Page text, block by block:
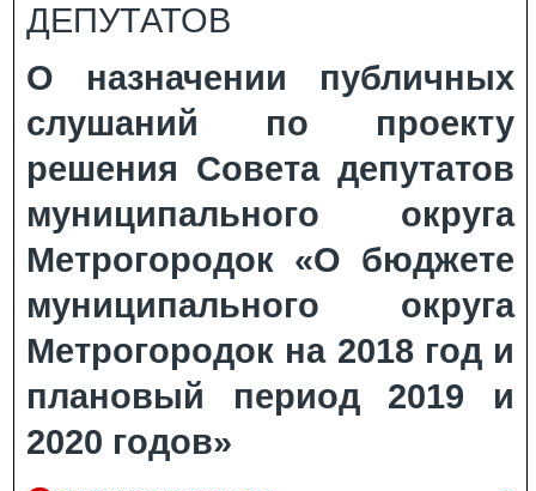
ДЕПУТАТОВ
О назначении публичных
слушаний по проекту
решения Совета депутатов
муниципального округа
Метрогородок «О бюджете
муниципального округа
Метрогородок на 2018 год и
плановый период 2019 и
2020 годов»